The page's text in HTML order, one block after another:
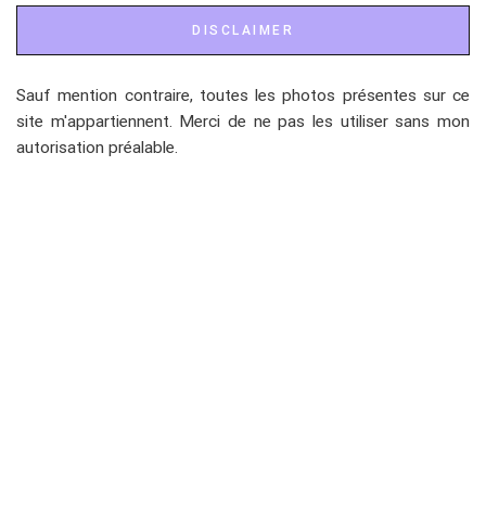
DISCLAIMER
Sauf mention contraire, toutes les photos présentes sur ce
site m'appartiennent. Merci de ne pas les utiliser sans mon
autorisation préalable.